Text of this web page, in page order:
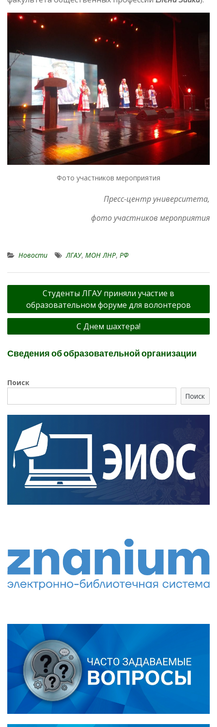
Фото участников мероприятия
Пресс-центр университета,
фото участников мероприятия
Новости ЛГАУ, МОН ЛНР, РФ
Навигация
записям
Студенты ЛГАУ приняли участие в
образовательном форуме для волонтеров
С Днем шахтера!
Сведения об образовательной организации
Поиск
Поиск